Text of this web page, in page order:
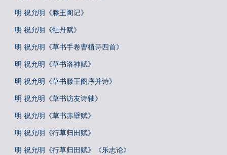
明 祝允明《滕王阁记》
明 祝允明《牡丹赋》
明 祝允明《草书手卷曹植诗四首》
明 祝允明《草书洛神赋》
明 祝允明《草书滕王阁序并诗》
明 祝允明《草书访友诗轴》
明 祝允明《草书赤壁赋》
明 祝允明《行草归田赋》
明 祝允明《行草归田赋》《乐志论》